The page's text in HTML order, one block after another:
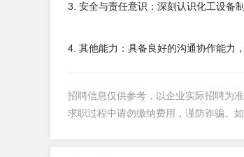
3. 安全与责任意识：深刻认识化工设备
4. 其他能力：具备良好的沟通协作能力
招聘信息仅供参考，以企业实际招聘为准
求职过程中请勿缴纳费用，谨防诈骗。